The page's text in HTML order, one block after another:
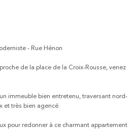
- Rue Hénon
de la place de la Croix-Rousse, venez
immeuble bien entretenu, traversant nord-
et très bien agencé.
pour redonner à ce charmant appartement